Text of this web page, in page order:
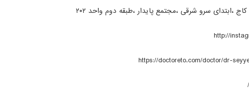
،ابتدای سرو شرقی ،مجتمع پایدار ،طبقه دوم واحد ۲۰۲
http://
https://doctoreto.com/doctor/dr-